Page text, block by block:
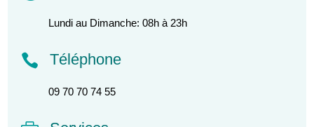
Lundi au Dimanche: 08h à 23h
 Téléphone
09 70 70 74 55